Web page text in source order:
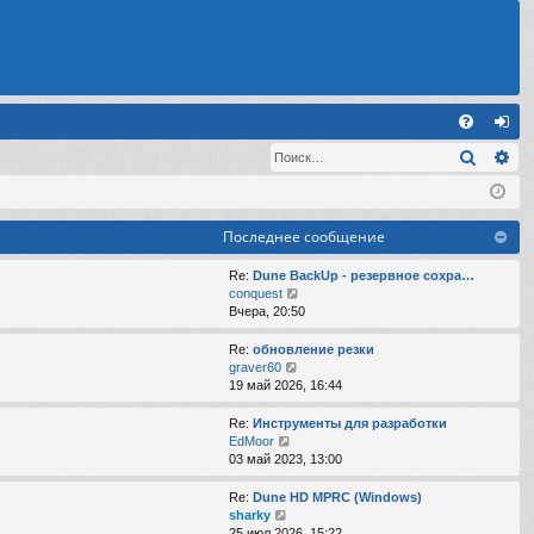
FA хо
д
Поиск
Последнее сообщение
Re: Dune BackUp - резервное сохра…
conquest
е
р
е
т
и
о
с
е
Вчера, 20:50
Re: обновление резки
graver60
е
р
е
т
и
к
о
19 май 2026, 16:44
Re: Инструменты для разработки
EdMoor
е
р
е
т
03 май 2023, 13:00
Re: Dune HD MPRC (Windows)
sharky
е